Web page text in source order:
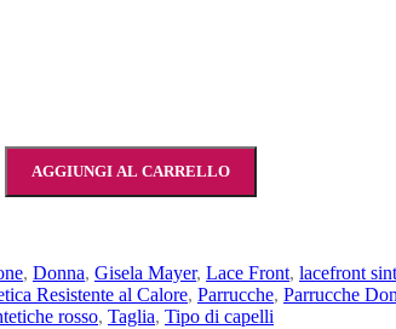
AGGIUNGI AL CARRELLO
, Donna, Gisela Mayer, Lace Front, lacefront
Resistente al Calore, Parrucche, Parrucche
rosso, Taglia, Tipo di capelli